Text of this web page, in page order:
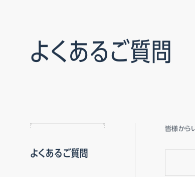
よくあるご質問
よくあるご質問
皆様から